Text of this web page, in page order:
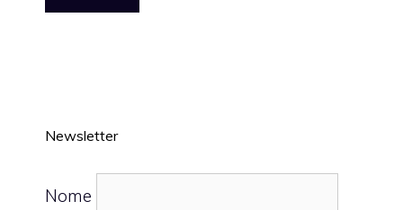
Newsletter
Nome